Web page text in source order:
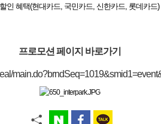
인 혜택(현대카드, 국민카드, 신한카드, 롯데카드)
프로모션 페이지 바로가기